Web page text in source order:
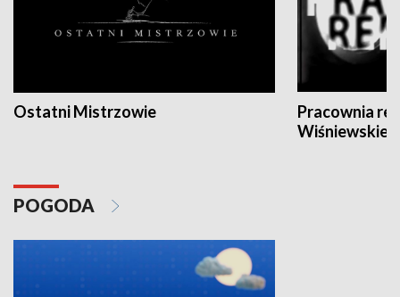
Ostatni Mistrzowie
Pracownia
POGODA